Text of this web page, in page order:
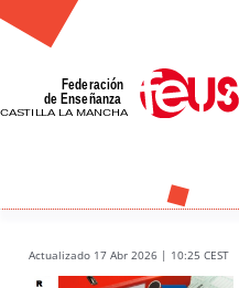
Skip
content
Actualizado 17 Abr 2026 | 10:25 CEST